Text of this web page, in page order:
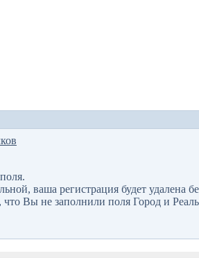
ваша регистрация будет удалена
Вы не заполнили поля Город и